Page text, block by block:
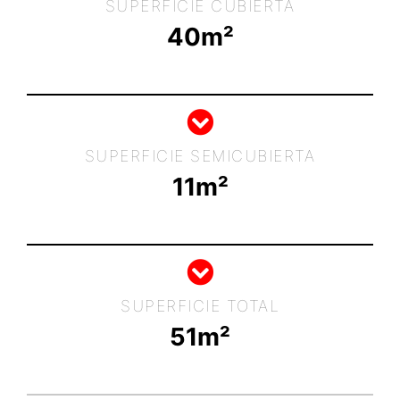
SUPERFICIE CUBIERTA
40m²
SUPERFICIE SEMICUBIERTA
11m²
SUPERFICIE TOTAL
51m²